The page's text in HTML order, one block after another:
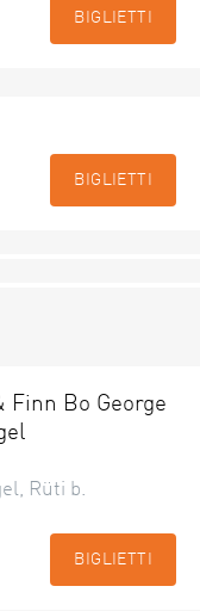
BIGLIETTI
BIGLIETTI
Bo George
Rüti b.
BIGLIETTI